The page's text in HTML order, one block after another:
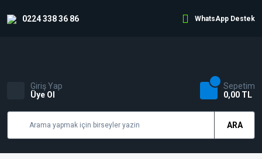
0224 338 36 86 WhatsApp Destek
ARA
Giriş Yap
Üye Ol
Sepetim
0,00 TL